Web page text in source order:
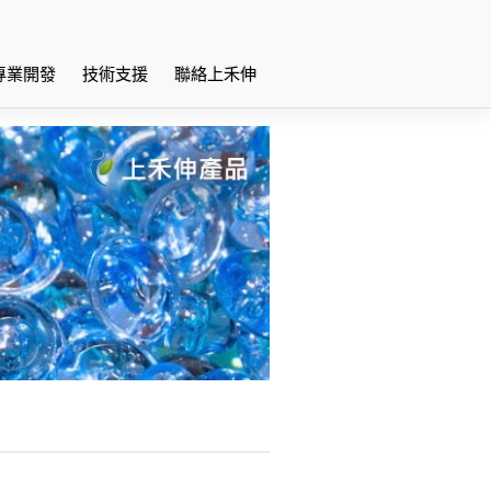
業開發 技術支援 聯絡上禾伸